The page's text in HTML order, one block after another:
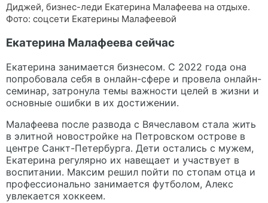
Диджей, бизнес-леди Екатерина Малафеева на отдыхе.
Фото: соцсети Екатерины Малафеевой
Екатерина Малафеева сейчас
Екатерина занимается бизнесом. С 2022 года она
попробовала себя в онлайн-сфере и провела онлайн-
семинар, затронула темы важности целей в жизни и
основные ошибки в их достижении.
Малафеева после развода с Вячеславом стала жить
в элитной новостройке на Петровском острове в
центре Санкт-Петербурга. Дети остались с мужем,
Екатерина регулярно их навещает и участвует в
воспитании. Максим решил пойти по стопам отца и
профессионально занимается футболом, Алекс
увлекается хоккеем.